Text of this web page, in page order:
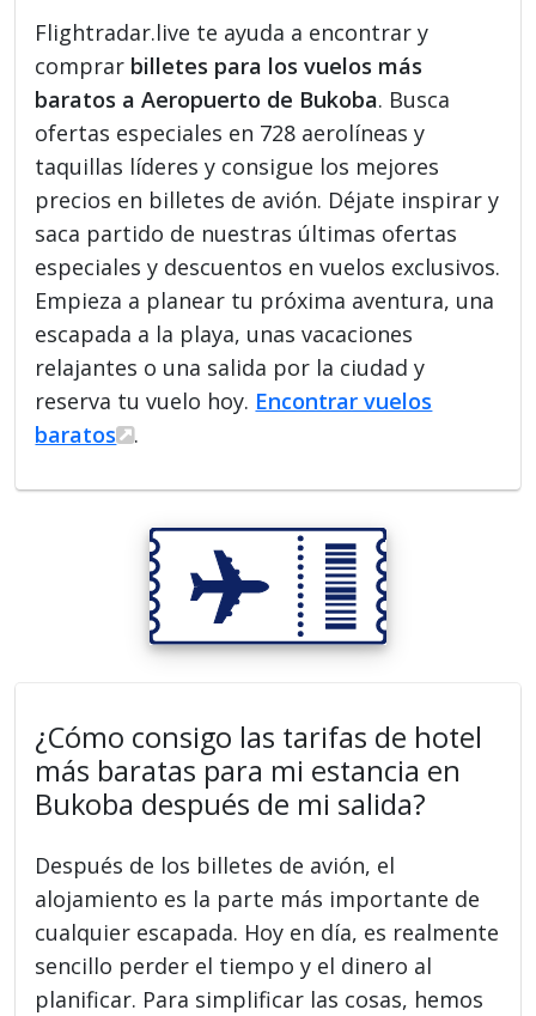
Flightradar.live te ayuda a encontrar y
comprar billetes para los vuelos más
baratos a Aeropuerto de Bukoba. Busca
ofertas especiales en 728 aerolíneas y
taquillas líderes y consigue los mejores
precios en billetes de avión. Déjate inspirar y
saca partido de nuestras últimas ofertas
especiales y descuentos en vuelos exclusivos.
Empieza a planear tu próxima aventura, una
escapada a la playa, unas vacaciones
relajantes o una salida por la ciudad y
reserva tu vuelo hoy. Encontrar vuelos
baratos
.
¿Cómo consigo las tarifas de hotel
más baratas para mi estancia en
Bukoba después de mi salida?
Después de los billetes de avión, el
alojamiento es la parte más importante de
cualquier escapada. Hoy en día, es realmente
sencillo perder el tiempo y el dinero al
planificar. Para simplificar las cosas, hemos